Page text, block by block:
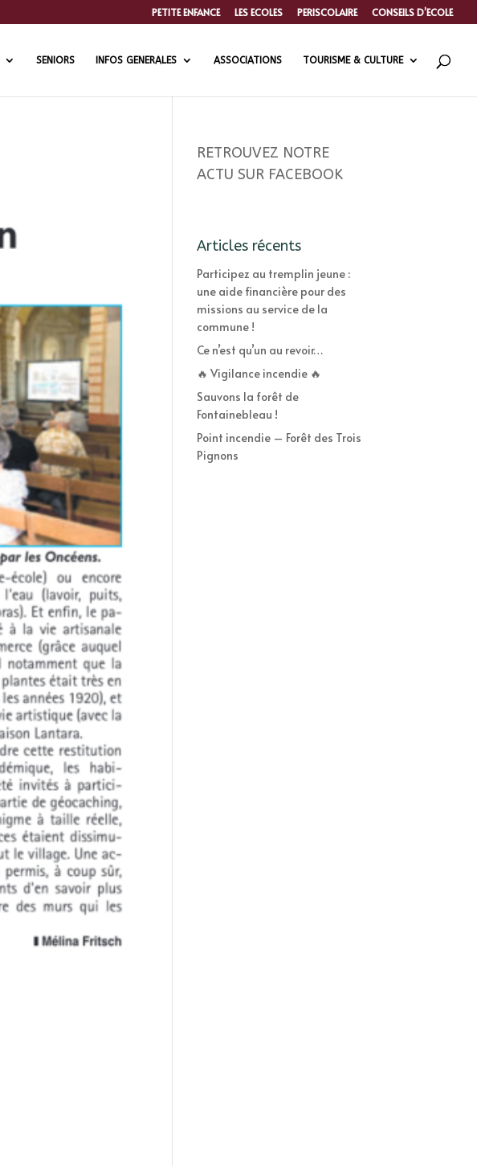
PETITE ENFANCE LES ECOLES PERISCOLAIRE CONSEILS D’ECOLE
SENIORS INFOS GENERALES ASSOCIATIONS TOURISME & CULTURE
RETROUVEZ NOTRE
ACTU SUR FACEBOOK
Articles récents
Participez au tremplin jeune :
une aide financière pour des
missions au service de la
commune !
Ce n’est qu’un au revoir…
🔥 Vigilance incendie 🔥
Sauvons la forêt de
Fontainebleau !
Point incendie – Forêt des Trois
Pignons